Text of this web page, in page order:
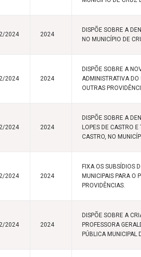
2024 2024
DISPÕE SOBRE A
NO MUNICÍPIO DE
2024 2024
DISPÕE SOBRE A
ADMINISTRATIVA DO
OUTRAS
2024 2024
DISPÕE SOBRE A
LOPES DE CASTRO
CASTRO, NO
2024 2024
FIXA OS SUBSÍDIOS
MUNICIPAIS PARA O
PROVIDÊNCIAS.
2024 2024
DISPÕE SOBRE A
PROFESSORA
PÚBLICA MUNICIPAL